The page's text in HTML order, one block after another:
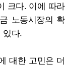
크다. 이에 따라
노동시장의 확
있다.
대한 고민은 더